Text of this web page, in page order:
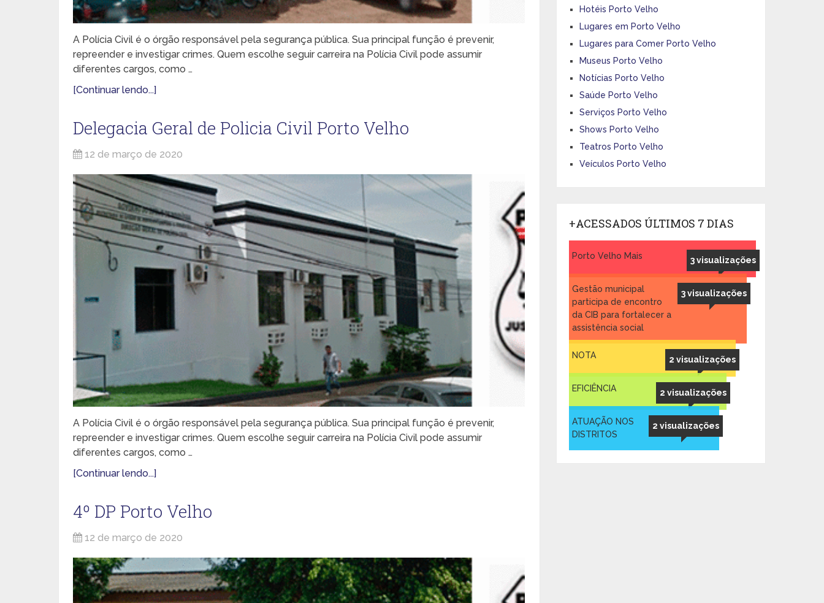
A Polícia Civil é o órgão responsável pela segurança pública. Sua principal função é prevenir,
repreender e investigar crimes. Quem escolhe seguir carreira na Polícia Civil pode assumir
diferentes cargos, como …
[Continuar lendo...]
Delegacia Geral de Policia Civil Porto Velho
12 de março de 2020
A Polícia Civil é o órgão responsável pela segurança pública. Sua principal função é prevenir,
repreender e investigar crimes. Quem escolhe seguir carreira na Polícia Civil pode assumir
diferentes cargos, como …
[Continuar lendo...]
4º DP Porto Velho
12 de março de 2020
Hotéis Porto Velho
Lugares em Porto Velho
Lugares para Comer Porto Velho
Museus Porto Velho
Notícias Porto Velho
Saúde Porto Velho
Serviços Porto Velho
Shows Porto Velho
Teatros Porto Velho
Veículos Porto Velho
+ACESSADOS ÚLTIMOS 7 DIAS
3 visualizações
Porto Velho Mais
3 visualizações
Gestão municipal
participa de encontro
da CIB para fortalecer a
assistência social
2 visualizações
NOTA
2 visualizações
EFICIÊNCIA
2 visualizações
ATUAÇÃO NOS
DISTRITOS